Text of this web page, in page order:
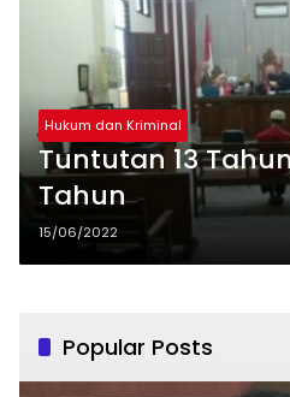
Hukum dan Kriminal
Tuntutan 13
Tahun
15/06/2022
Popular Posts